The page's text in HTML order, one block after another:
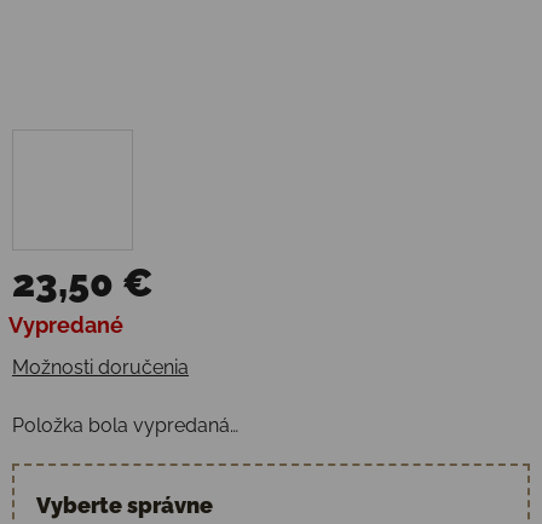
23,50 €
Jednotková cena:
Vypredané
Možnosti doručenia
Položka bola vypredaná…
Vyberte správne